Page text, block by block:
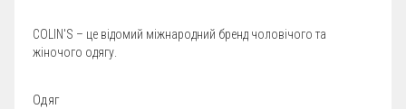
COLIN'S – це відомий міжнародний бренд чоловічого та
жіночого одягу.
Одяг